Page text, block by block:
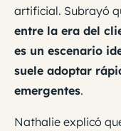
artificial. Subrayó
entre la era del
es un escenario
suele adoptar
emergentes.
Nathalie explicó